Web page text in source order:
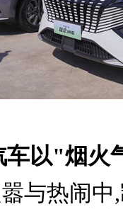
车以"烟火
与热闹